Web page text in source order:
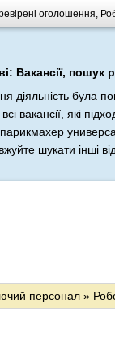
оголошення,
Вакансії, пошук
діяльність була
які
шукати інші
персонал »